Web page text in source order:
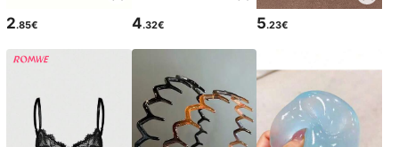
2.85€ 4.32€ 5.23€